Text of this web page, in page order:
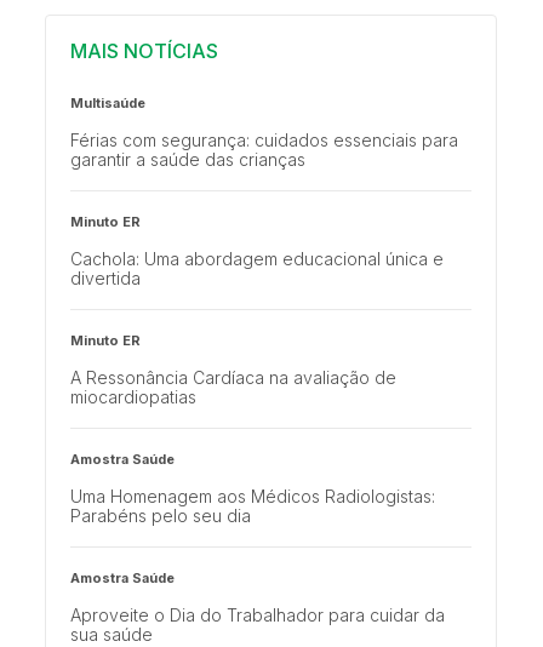
MAIS NOTÍCIAS
Multisaúde
Férias com segurança: cuidados essenciais para
garantir a saúde das crianças
Minuto ER
Cachola: Uma abordagem educacional única e
divertida
Minuto ER
A Ressonância Cardíaca na avaliação de
miocardiopatias
Amostra Saúde
Uma Homenagem aos Médicos Radiologistas:
Parabéns pelo seu dia
Amostra Saúde
Aproveite o Dia do Trabalhador para cuidar da
sua saúde